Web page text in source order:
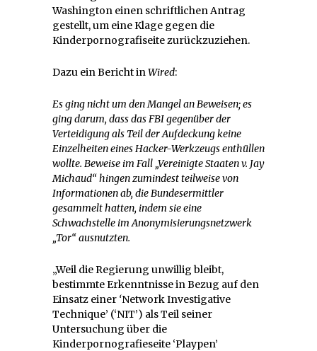
Washington einen schriftlichen Antrag
gestellt, um eine Klage gegen die
Kinderpornografiseite zurückzuziehen.
Dazu ein Bericht inWired:
Es ging nicht um den Mangel an Beweisen; es
ging darum, dass das FBI gegenüber der
Verteidigung als Teil der Aufdeckung keine
Einzelheiten eines Hacker-Werkzeugs enthüllen
wollte. Beweise im Fall „Vereinigte Staaten v. Jay
Michaud“ hingen zumindest teilweise von
Informationen ab, die Bundesermittler
gesammelt hatten, indem sie eine
Schwachstelle im Anonymisierungsnetzwerk
„Tor“ ausnutzten.
„Weil die Regierung unwillig bleibt,
bestimmte Erkenntnisse in Bezug auf den
Einsatz einer ‘Network Investigative
Technique’ (‘NIT’) als Teil seiner
Untersuchung über die
Kinderpornografieseite ‘Playpen’